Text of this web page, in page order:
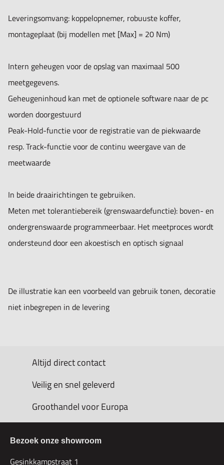
Leveringsomvang: koppelopnemer, robuuste koffer,
montageplaat (bij modellen met [Max] = 20 Nm)
Intern geheugen voor de opslag van maximaal 500
meetgegevens.
Geheugeninhoud kan met de optionele software naar de pc
worden doorgestuurd
Peak-Hold-functie voor de registratie van de piekwaarde
resp. Track-functie voor de continu weergave van de
meetwaarde
In beide draairichtingen te gebruiken.
Meten met tolerantiebereik (grenswaardefunctie): boven- en
ondergrenswaarde programmeerbaar. Het meetproces wordt
ondersteund door een akoestisch en optisch signaal
De illustratie kan een voorbeeld van gebruik tonen, decoratie
niet inbegrepen in de levering
Altijd direct contact
Veilig en snel geleverd
Groothandel voor Europa
Bezoek onze showroom
Gesinkkampstraat 1